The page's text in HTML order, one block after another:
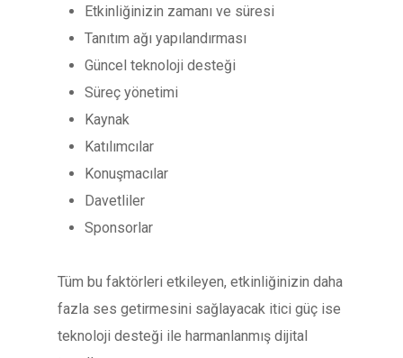
Etkinliğinizin zamanı ve süresi
Tanıtım ağı yapılandırması
Güncel teknoloji desteği
Süreç yönetimi
Kaynak
Katılımcılar
Konuşmacılar
Davetliler
Sponsorlar
Tüm bu faktörleri etkileyen, etkinliğinizin daha
fazla ses getirmesini sağlayacak itici güç ise
teknoloji desteği ile harmanlanmış dijital